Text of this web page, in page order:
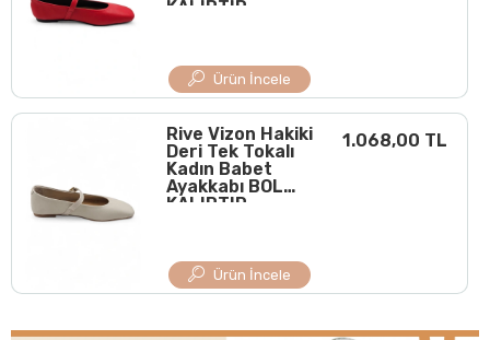
KALIPTIR
Ürün İncele
Rive Vizon Hakiki
Deri Tek Tokalı
Kadın Babet
Ayakkabı BOL
KALIPTIR
1.068,00 TL
Ürün İncele